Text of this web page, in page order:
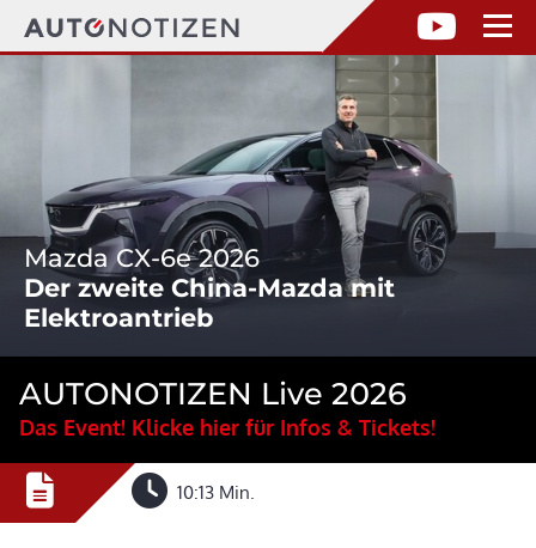
Mazda CX-6e 2026
Der zweite China-Mazda mit
Elektroantrieb
AUTONOTIZEN Live 2026
Das Event! Klicke hier für Infos & Tickets!
10:13 Min.